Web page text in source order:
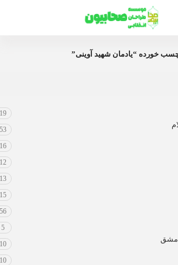
خورده “یادمان شهید آوینی”
19
53
16
12
13
15
56
5
10
10